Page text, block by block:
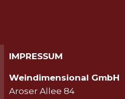
IMPRESSUM
Weindimensional GmbH
Aroser Allee 84